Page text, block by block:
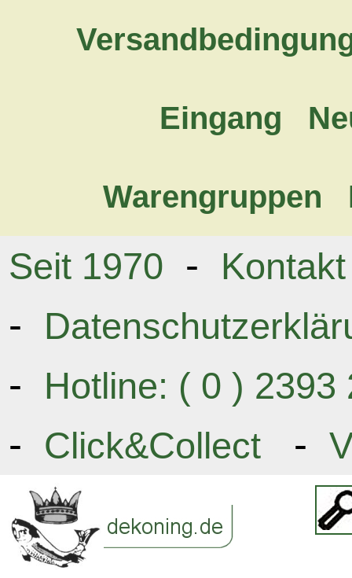
Eingang
Warengruppen
Seit 1970 - Kontakt
-
- Hotline: ( 0 )
- Click&Collect -